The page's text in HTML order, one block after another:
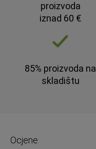
proizvoda
iznad 60 €
85% proizvoda na
skladištu
Ocjene